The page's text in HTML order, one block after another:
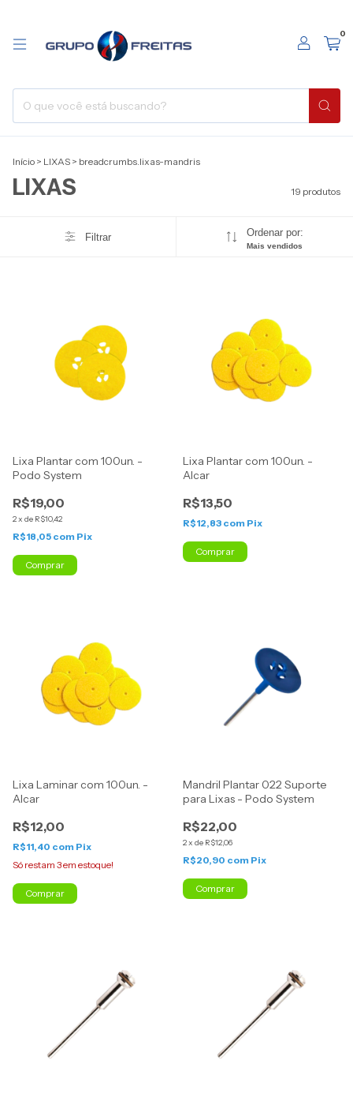
0
Início > LIXAS > breadcrumbs.lixas-mandris
LIXAS 19 produtos
Filtrar Ordenar por:
Mais vendidos
Lixa Plantar com 100un. -
Podo System
R$19,00
2x de R$10,42
R$18,05 com Pix
Comprar
Lixa Plantar com 100un. -
Alcar
R$13,50
R$12,83 com Pix
Comprar
Lixa Laminar com 100un. -
Alcar
R$12,00
R$11,40 com Pix
Só restam 3em estoque!
Comprar
Mandril Plantar 022 Suporte
para Lixas - Podo System
R$22,00
2x de R$12,06
R$20,90 com Pix
Comprar